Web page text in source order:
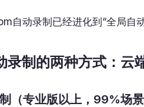
自动录制已经进化到“全局自
录制的两种方式：云
（专业版以上，99%场景